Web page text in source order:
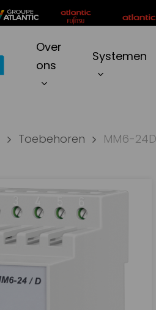
Producten
Over
ons
Systemen
Toebehoren MM6-